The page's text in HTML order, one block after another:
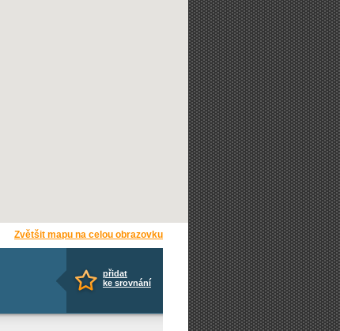
Zvětšit mapu na celou obrazovku
přidat
ke srovnání